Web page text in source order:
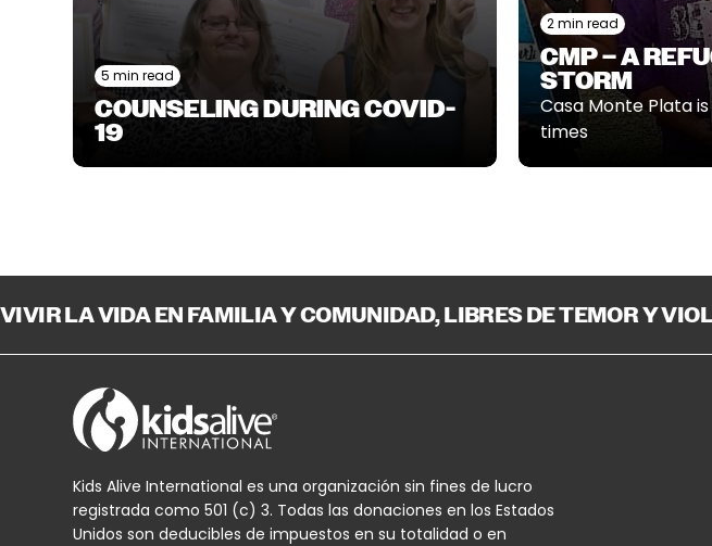
5 min read
COUNSELING DURING COVID-
19
2 min read
CMP – A
STORM
Casa Monte Plata
times
VIVIR LA VIDA EN FAMILIA Y COMUNIDAD, LIBRES DE TEMOR Y
Kids Alive International es una organización sin fines de lucro
registrada como 501 (c) 3. Todas las donaciones en los Estados
Unidos son deducibles de impuestos en su totalidad o en